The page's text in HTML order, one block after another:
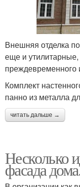
Внешняя отделка
еще и
преждевременного
Комплект
панно из металла
читать дальше →
Несколько
фасада